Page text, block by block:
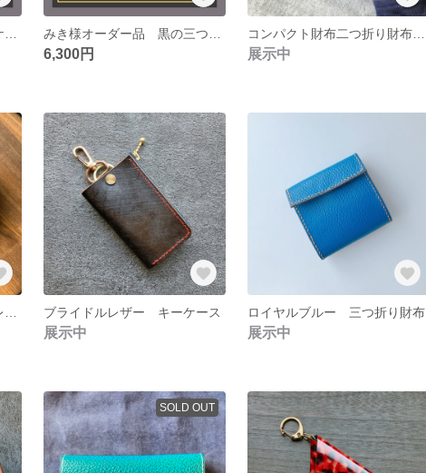
6,300円
コンパクト財布二つ折り財布 ブラック
展示中
ブライドルレザー キーケース
展示中
ロイヤルブルー 三つ折り財布
展示中
SOLD OUT